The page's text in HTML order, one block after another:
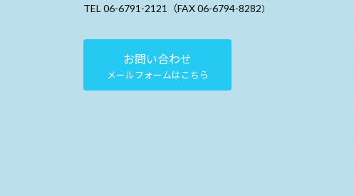
TEL 06-6791-2121（FAX 06-6794-8282）
お問い合わせ
メールフォームはこちら